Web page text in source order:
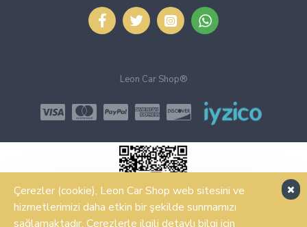
Leon Car Shop®
Çerezler (cookie), Leon Car Shop web sitesini ve
hizmetlerimizi daha etkin bir şekilde sunmamızı
sağlamaktadır. Çerezlerle ilgili detaylı bilgi için